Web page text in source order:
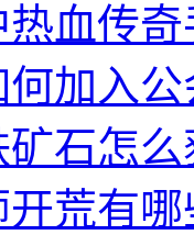
血传
加入公
石怎
荒有